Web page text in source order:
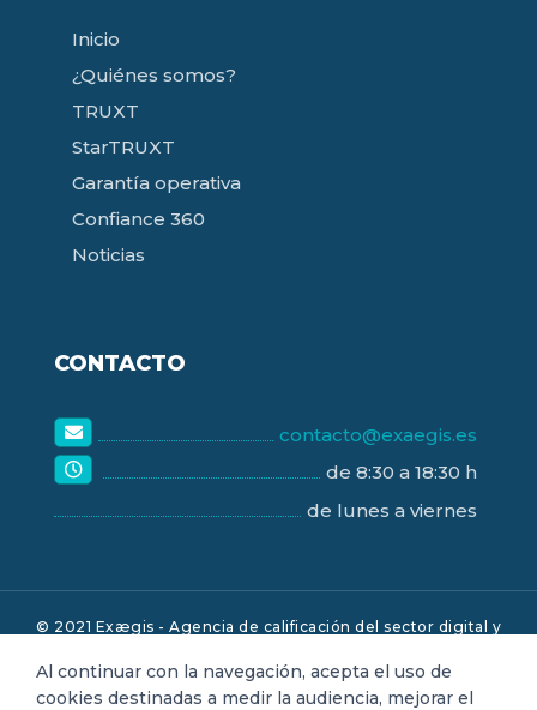
Inicio
¿Quiénes somos?
TRUXT
StarTRUXT
Garantía operativa
Confiance 360
Noticias
CONTACTO
contacto@exaegis.es
de 8:30 a 18:30 h
de lunes a viernes
© 2021 Exægis - Agencia de calificación del sector digital y
garantía operativa.
Contactar con nosotros Aviso legal
Política de confidencialidad
Al continuar con la navegación, acepta el uso de
cookies destinadas a medir la audiencia, mejorar el